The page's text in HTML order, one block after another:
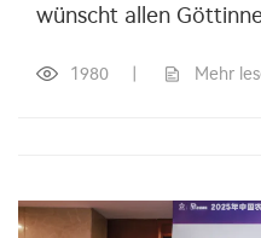
wünscht allen
1980 Mehr